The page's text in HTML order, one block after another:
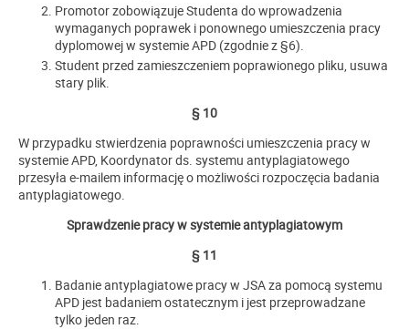
Promotor zobowiązuje Studenta do wprowadzenia
wymaganych poprawek i ponownego umieszczenia pracy
dyplomowej w systemie APD (zgodnie z §6).
Student przed zamieszczeniem poprawionego pliku, usuwa
stary plik.
§ 10
W przypadku stwierdzenia poprawności umieszczenia pracy w
systemie APD, Koordynator ds. systemu antyplagiatowego
przesyła e-mailem informację o możliwości rozpoczęcia badania
antyplagiatowego.
Sprawdzenie pracy w systemie antyplagiatowym
§ 11
Badanie antyplagiatowe pracy w JSA za pomocą systemu
APD jest badaniem ostatecznym i jest przeprowadzane
tylko jeden raz.